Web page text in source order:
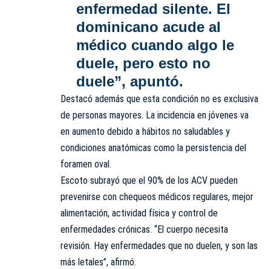
enfermedad silente. El
dominicano acude al
médico cuando algo le
duele, pero esto no
duele”, apuntó.
Destacó además que esta condición no es exclusiva
de personas mayores. La incidencia en jóvenes va
en aumento debido a hábitos no saludables y
condiciones anatómicas como la persistencia del
foramen oval.
Escoto subrayó que el 90% de los ACV pueden
prevenirse con chequeos médicos regulares, mejor
alimentación, actividad física y control de
enfermedades crónicas. “El cuerpo necesita
revisión. Hay enfermedades que no duelen, y son las
más letales”, afirmó.